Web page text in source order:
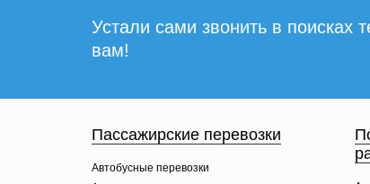
Устали сами звонить в поисках
вам!
Пассажирские перевозки
Автобусные перевозки